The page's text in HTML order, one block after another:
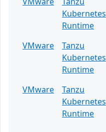
Kubernetes
Runtime
VMware
Tanzu
Kubernetes
Runtime
VMware
Tanzu
Kubernetes
Runtime